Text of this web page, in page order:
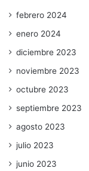
febrero 2024
enero 2024
diciembre 2023
noviembre 2023
octubre 2023
septiembre 2023
agosto 2023
julio 2023
junio 2023